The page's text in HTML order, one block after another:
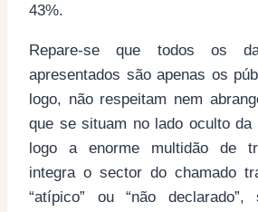
43%.
Repare-se que todos os
apresentados são apenas os
logo, não respeitam nem
que se situam no lado oculto da
logo a enorme multidão de
integra o sector do chamado
“atípico” ou “não